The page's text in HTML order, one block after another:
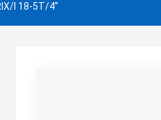
I 18-5T/4”